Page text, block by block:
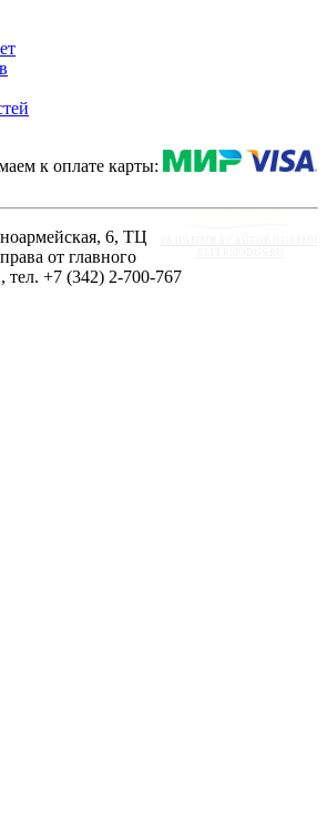
к оплате карты:
6, ТЦ
от главного
тел. +7 (342) 2-700-767